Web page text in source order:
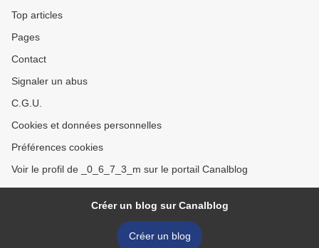
Top articles
Pages
Contact
Signaler un abus
C.G.U.
Cookies et données personnelles
Préférences cookies
Voir le profil de _0_6_7_3_m sur le portail Canalblog
Créer un blog sur Canalblog
Créer un blog